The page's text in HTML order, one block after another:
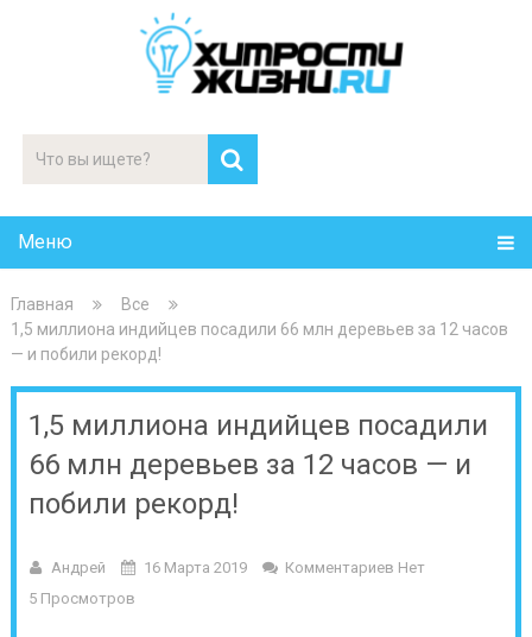
Меню
Главная
Все
1,5 миллиона индийцев посадили 66 млн деревьев за 12 часов
— и побили рекорд!
1,5 миллиона индийцев посадили
66 млн деревьев за 12 часов — и
побили рекорд!
Андрей 16 Марта 2019
Комментариев Нет
5 Просмотров